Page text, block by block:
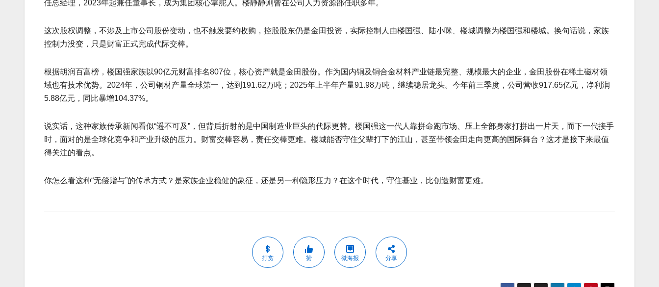
任总经理，2023年起兼任董事长，成为集团核心掌舵人。楼静静则曾在公司人力资源部任职多年。
这次股权调整，不涉及上市公司股份变动，也不触发要约收购，控股股东仍是金田投资，实际控制人由楼国强、陆小咪、楼城调整为楼国强和楼城。换句话说，家族
控制力没变，只是财富正式完成代际交棒。
根据胡润百富榜，楼国强家族以90亿元财富排名807位，核心资产就是金田股份。作为国内铜及铜合金材料产业链最完整、规模最大的企业，金田股份在稀土磁材领
域也有技术优势。2024年，公司铜材产量全球第一，达到191.62万吨；2025年上半年产量91.98万吨，继续稳居龙头。今年前三季度，公司营收917.65亿元，净利润
5.88亿元，同比暴增104.37%。
说实话，这种家族传承新闻看似“遥不可及”，但背后折射的是中国制造业巨头的代际更替。楼国强这一代人靠拼命跑市场、压上全部身家打拼出一片天，而下一代接手
时，面对的是全球化竞争和产业升级的压力。财富交棒容易，责任交棒更难。楼城能否守住父辈打下的江山，甚至带领金田走向更高的国际舞台？这才是接下来最值
得关注的看点。
你怎么看这种“无偿赠与”的传承方式？是家族企业稳健的象征，还是另一种隐形压力？在这个时代，守住基业，比创造财富更难。
打赏 赞 微海报 分享